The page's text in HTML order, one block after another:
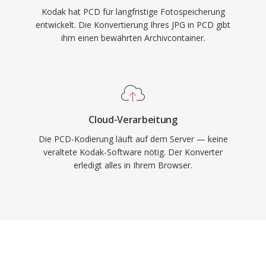
Kodak hat PCD für langfristige Fotospeicherung
entwickelt. Die Konvertierung Ihres JPG in PCD gibt
ihm einen bewährten Archivcontainer.
Cloud-Verarbeitung
Die PCD-Kodierung läuft auf dem Server — keine
veraltete Kodak-Software nötig. Der Konverter
erledigt alles in Ihrem Browser.